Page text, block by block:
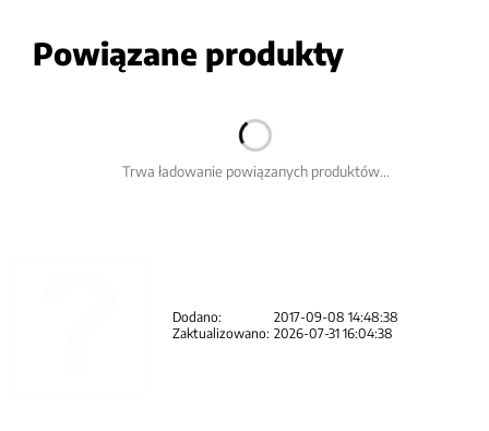
Powiązane produkty
Trwa ładowanie powiązanych produktów...
Dodano:
2017-09-08 14:48:38
Zaktualizowano: 2026-07-31 16:04:38